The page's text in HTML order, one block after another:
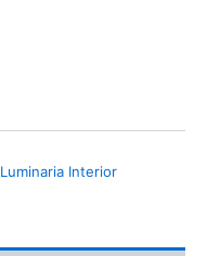
Luminaria Interior